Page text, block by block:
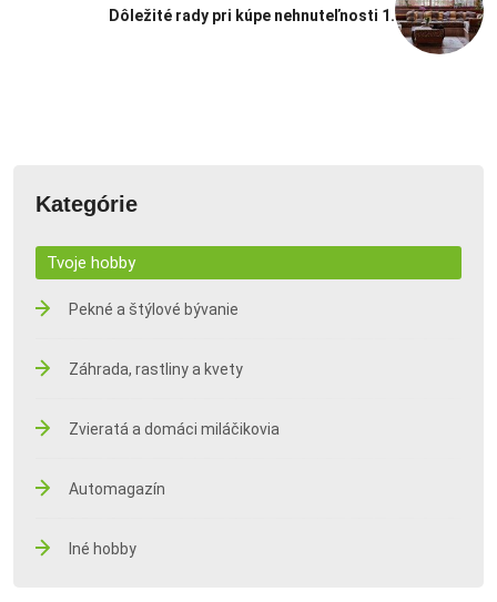
Dôležité rady pri kúpe nehnuteľnosti 1.
Kategórie
Tvoje hobby
Pekné a štýlové bývanie
Záhrada, rastliny a kvety
Zvieratá a domáci miláčikovia
Automagazín
Iné hobby